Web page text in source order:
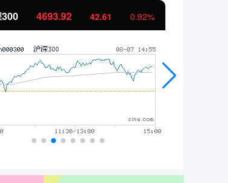
4693.92 42.61 0.92%